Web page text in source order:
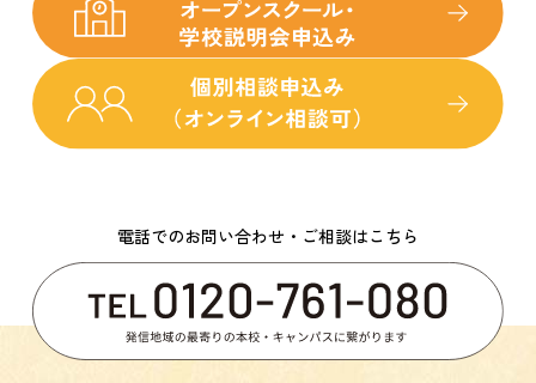
電話でのお問い合わせ・ご相談はこちら